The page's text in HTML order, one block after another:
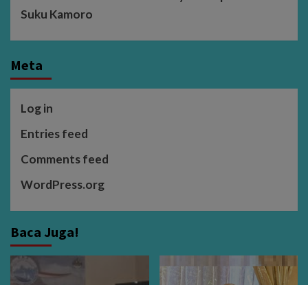
Suku Kamoro
Meta
Log in
Entries feed
Comments feed
WordPress.org
Baca Juga!